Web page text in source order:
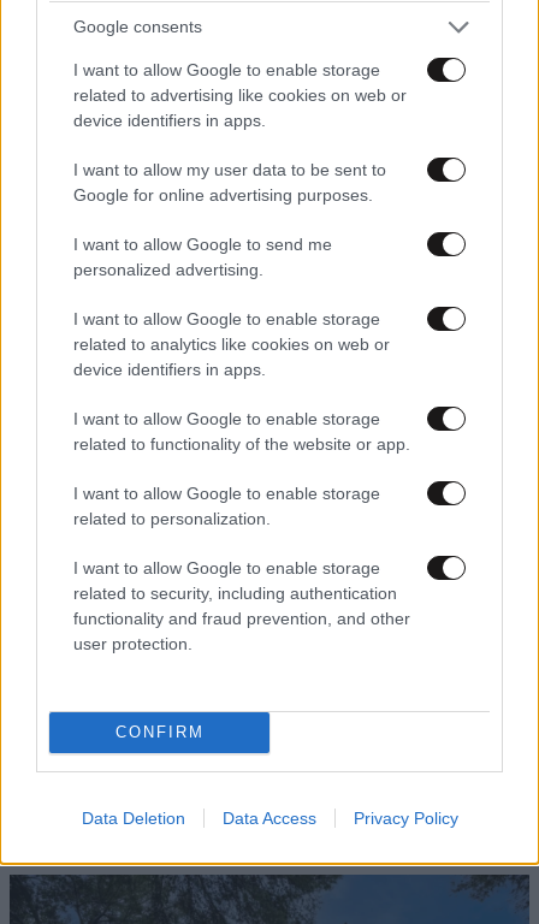
Google consents
I want to allow Google to enable storage
related to advertising like cookies on web or
device identifiers in apps.
I want to allow my user data to be sent to
Google for online advertising purposes.
I want to allow Google to send me
personalized advertising.
I want to allow Google to enable storage
related to analytics like cookies on web or
device identifiers in apps.
I want to allow Google to enable storage
related to functionality of the website or app.
I want to allow Google to enable storage
related to personalization.
I want to allow Google to enable storage
related to security, including authentication
functionality and fraud prevention, and other
user protection.
CONFIRM
Data Deletion Data Access Privacy Policy
06·08·2026 00:09
Σαν σήμερα 6 Αυγούστου: Πεθαίνει η Ρίτα
της τραγούδι